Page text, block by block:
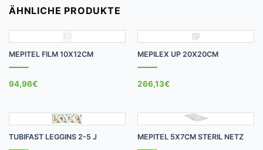
ÄHNLICHE PRODUKTE
MEPITEL FILM 10X12CM
94,96€
MEPILEX UP 20X20CM
266,13€
TUBIFAST LEGGINS 2-5 J MEPITEL 5X7CM STERIL NETZ